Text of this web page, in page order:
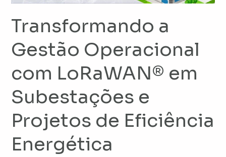
Transformando a
Gestão Operacional
com LoRaWAN® em
Subestações e
Projetos de Eficiência
Energética
e
Projetos
de
Eficiência
Energética